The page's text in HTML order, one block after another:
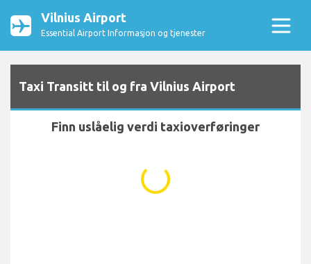
Vilnius Airport
Essential Airport Informasjon og tjenester
Taxi Transitt til og fra Vilnius Airport
Finn uslåelig verdi taxioverføringer
...